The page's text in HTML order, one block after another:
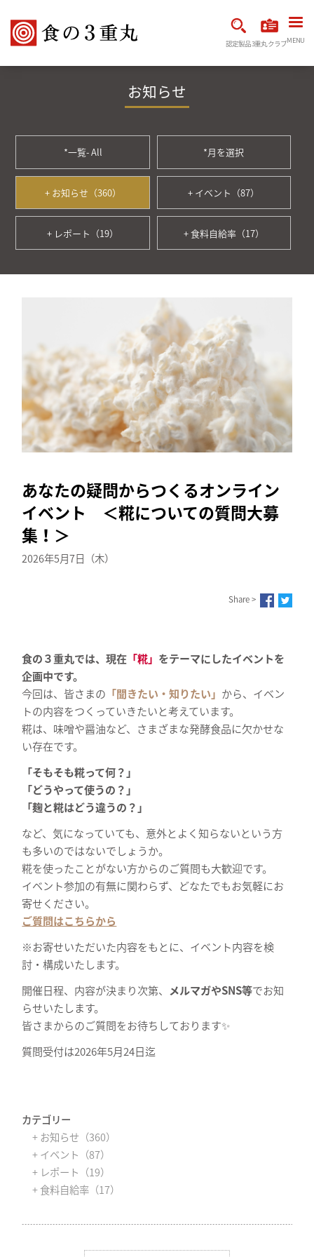
認定製品3重丸クラブMENU
お知らせ
*一覧- All *月を選択
+ お知らせ（360） + イベント（87）
+ レポート（19） + 食料自給率（17）
あなたの疑問からつくるオンライン
イベント ＜糀についての質問大募
集！＞
2026年5月7日（木）
Share >
食の３重丸では、現在 「糀」 をテーマにしたイベントを
企画中です。
今回は、皆さまの 「聞きたい・知りたい」 から、イベン
トの内容をつくっていきたいと考えています。
糀は、味噌や醤油など、さまざまな発酵食品に欠かせな
い存在です。
「そもそも糀って何？」
「どうやって使うの？」
「麹と糀はどう違うの？」
など、気になっていても、意外とよく知らないという方
も多いのではないでしょうか。
糀を使ったことがない方からのご質問も大歓迎です。
イベント参加の有無に関わらず、どなたでもお気軽にお
寄せください。
ご質問はこちらから
※お寄せいただいた内容をもとに、イベント内容を検
討・構成いたします。
開催日程、内容が決まり次第、 メルマガやSNS等でお知
らせいたします。
皆さまからのご質問をお待ちしております✨
質問受付は2026年5月24日迄
カテゴリー
+ お知らせ（360）
+ イベント（87）
+ レポート（19）
+ 食料自給率（17）